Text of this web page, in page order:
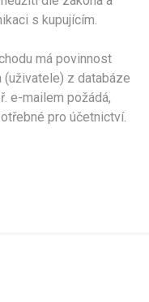
s kupujícím.
má povinnost
z databáze
e-mailem požádá,
pro účetnictví.